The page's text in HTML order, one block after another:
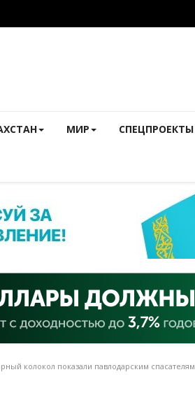
МИР СПЕЦПРОЕКТЫ
колокол показали павлодарским спасателям